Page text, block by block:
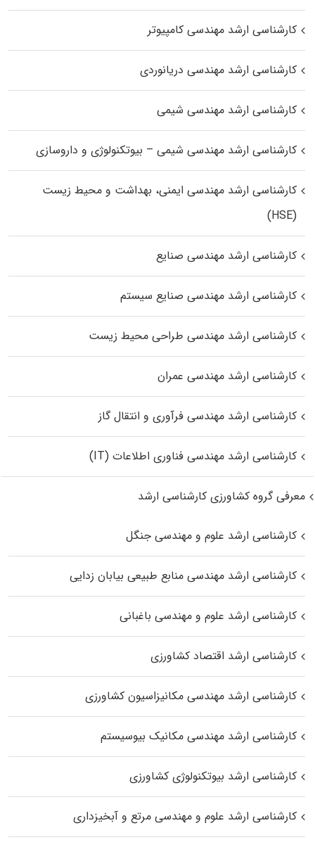
کارشناسی ارشد مهندسی کامپیوتر
کارشناسی ارشد مهندسی دریانوردی
کارشناسی ارشد مهندسی شیمی
کارشناسی ارشد مهندسی شیمی – بیوتکنولوژی و داروسازی
کارشناسی ارشد مهندسی ایمنی، بهداشت و محیط زیست
(HSE)
کارشناسی ارشد مهندسی صنایع
کارشناسی ارشد مهندسی صنایع سیستم
کارشناسی ارشد مهندسی طراحی محیط زیست
کارشناسی ارشد مهندسی عمران
کارشناسی ارشد مهندسی فرآوری و انتقال گاز
کارشناسی ارشد مهندسی فناوری اطلاعات (IT)
معرفی گروه کشاورزی کارشناسی ارشد
کارشناسی ارشد علوم و مهندسی جنگل
کارشناسی ارشد مهندسی منابع طبیعی بیابان زدایی
کارشناسی ارشد علوم و مهندسی باغبانی
کارشناسی ارشد اقتصاد کشاورزی
کارشناسی ارشد مهندسی مکانیزاسیون کشاورزی
کارشناسی ارشد مهندسی مکانیک بیوسیستم
کارشناسی ارشد بیوتکنولوژی کشاورزی
کارشناسی ارشد علوم و مهندسی مرتع و آبخیزداری